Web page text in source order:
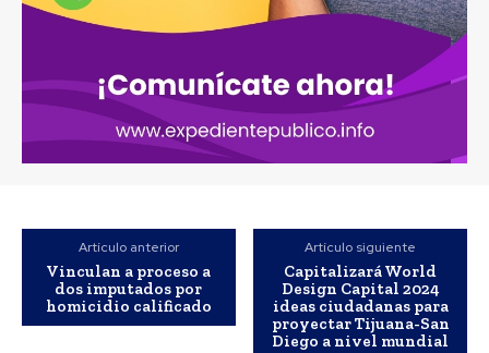
Artículo anterior
Vinculan a proceso a
dos imputados por
homicidio calificado
Artículo siguiente
Capitalizará World
Design Capital 2024
ideas ciudadanas para
proyectar Tijuana-San
Diego a nivel mundial